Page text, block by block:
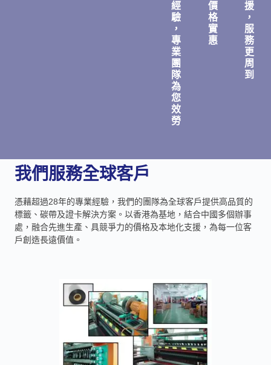
經
驗
，
專
業
團
隊
為
您
效
勞
價
格
實
惠
援
，
服
務
更
周
到
我們服務全球客戶
憑藉超過28年的專業經驗，我們的團隊為全球客戶提供高品質的
標籤、碳帶及證卡解決方案。以香港為基地，結合中國多個辦事
處，融合先進生產、具競爭力的價格及本地化支援，為每一位客
戶創造長遠價值。